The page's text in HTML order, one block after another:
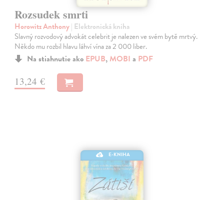
Rozsudek smrti
Horowitz Anthony| Elektronická kniha
Slavný rozvodový advokát celebrit je nalezen ve svém bytě mrtvý.
Někdo mu rozbil hlavu láhví vína za 2 000 liber.
Na stiahnutie ako EPUB, MOBI a PDF
13,24 €
E-KNIHA